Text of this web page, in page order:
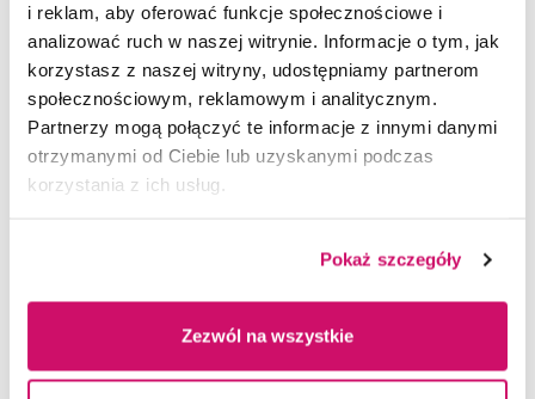
i reklam, aby oferować funkcje społecznościowe i
analizować ruch w naszej witrynie. Informacje o tym, jak
korzystasz z naszej witryny, udostępniamy partnerom
społecznościowym, reklamowym i analitycznym.
Partnerzy mogą połączyć te informacje z innymi danymi
otrzymanymi od Ciebie lub uzyskanymi podczas
korzystania z ich usług.
Pokaż szczegóły
Zezwól na wszystkie
Forum Scientiae Oeconomia, jako otwarte
i recenzowane czasopismo międzynarodowe,
przyciąga coraz szersze grono autorów
i czytelników z całego świata. Jego rozwój to nie
tylko prestiż Akademii WSB, lecz także wyraźny
sygnał, że polska nauka ma silnych reprezentantów
na globalnej scenie.